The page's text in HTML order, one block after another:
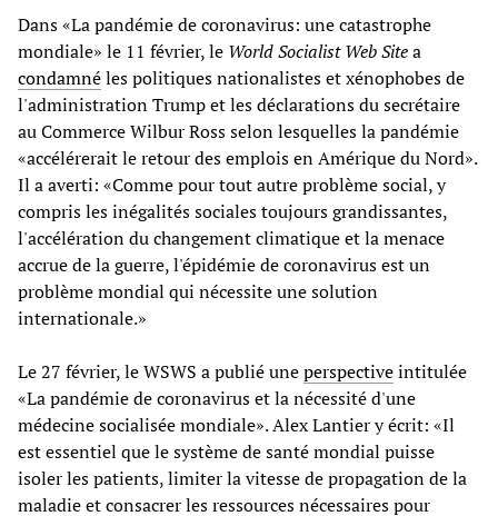
Dans «La pandémie de coronavirus: une catastrophe
mondiale» le 11 février, le World Socialist Web Sitea
condamnéles politiques nationalistes et xénophobes de
l'administration Trump et les déclarations du secrétaire
au Commerce Wilbur Ross selon lesquelles la pandémie
«accélérerait le retour des emplois en Amérique du Nord».
Il a averti: «Comme pour tout autre problème social, y
compris les inégalités sociales toujours grandissantes,
l'accélération du changement climatique et la menace
accrue de la guerre, l'épidémie de coronavirus est un
problème mondial qui nécessite une solution
internationale.»
Le 27 février, le WSWS a publié uneperspectiveintitulée
«La pandémie de coronavirus et la nécessité d'une
médecine socialisée mondiale». Alex Lantier y écrit: «Il
est essentiel que le système de santé mondial puisse
isoler les patients, limiter la vitesse de propagation de la
maladie et consacrer les ressources nécessaires pour